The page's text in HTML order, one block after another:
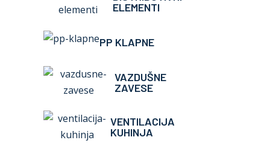
ELEMENTI
PP KLAPNE
VAZDUŠNE
ZAVESE
VENTILACIJA
KUHINJA